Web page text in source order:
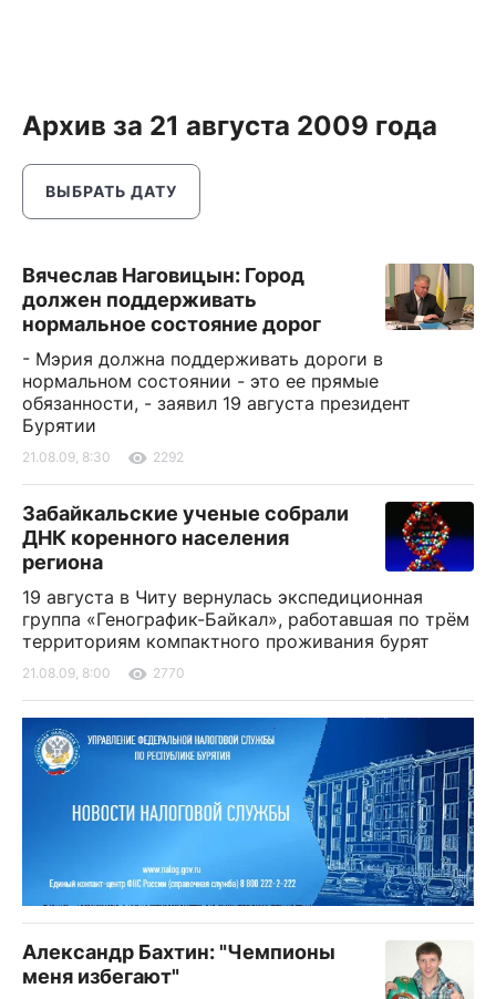
Архив за 21 августа 2009 года
ВЫБРАТЬ ДАТУ
Вячеслав Наговицын: Город
должен поддерживать
нормальное состояние дорог
- Мэрия должна поддерживать дороги в
нормальном состоянии - это ее прямые
обязанности, - заявил 19 августа президент
Бурятии
21.08.09, 8:30 2292
Забайкальские ученые собрали
ДНК коренного населения
региона
19 августа в Читу вернулась экспедиционная
группа «Генографик-Байкал», работавшая по трём
территориям компактного проживания бурят
21.08.09, 8:00 2770
Александр Бахтин: "Чемпионы
меня избегают"